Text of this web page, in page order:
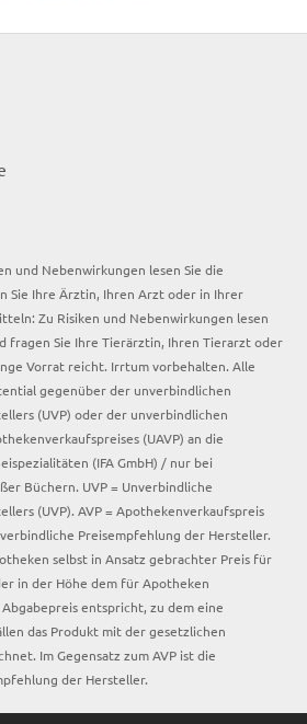
und Nebenwirkungen lesen Sie die
Sie Ihre Ärztin, Ihren Arzt oder in Ihrer
Zu Risiken und Nebenwirkungen lesen
fragen Sie Ihre Tierärztin, Ihren Tierarzt oder
Vorrat reicht. Irrtum vorbehalten. Alle
gegenüber der unverbindlichen
(UVP) oder der unverbindlichen
(UAVP) an die
(IFA GmbH) / nur bei
Büchern. UVP = Unverbindliche
(UVP). AVP = Apothekenverkaufspreis
Preisempfehlung der Hersteller.
selbst in Ansatz gebrachter Preis für
in der Höhe dem für Apotheken
entspricht, zu dem eine
das Produkt mit der gesetzlichen
Im Gegensatz zum AVP ist die
der Hersteller.